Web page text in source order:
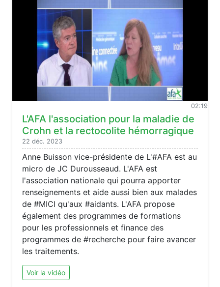
02:19
L'AFA l'association pour la maladie de
Crohn et la rectocolite hémorragique
22 déc. 2023
Anne Buisson vice-présidente de L'#AFA est au
micro de JC Durousseaud. L'AFA est
l'association nationale qui pourra apporter
renseignements et aide aussi bien aux malades
de #MICI qu'aux #aidants. L'AFA propose
également des programmes de formations
pour les professionnels et finance des
programmes de #recherche pour faire avancer
les traitements.
Voir la vidéo